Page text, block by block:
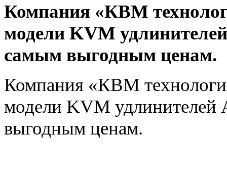
Компания «КВМ
модели KVM
самым выгодным ценам.
Компания «КВМ
модели KVM удлинителей
выгодным ценам.